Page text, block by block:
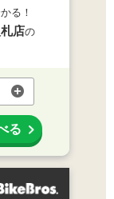
る！
店の
る